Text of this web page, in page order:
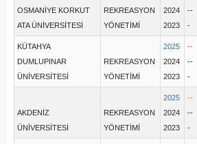
OSMANİYE KORKUT
ATA ÜNİVERSİTESİ
REKREASYON
YÖNETİMİ
2024
2023
--
-
KÜTAHYA
DUMLUPINAR
ÜNİVERSİTESİ
REKREASYON
YÖNETİMİ
2025
2024
2023
--
--
-
AKDENİZ
ÜNİVERSİTESİ
REKREASYON
YÖNETİMİ
2025
2024
2023
--
--
-